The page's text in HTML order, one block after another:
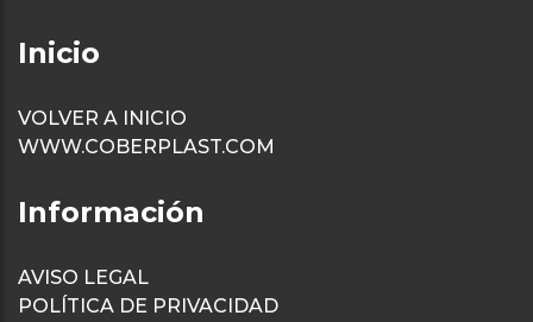
Inicio
VOLVER A INICIO
WWW.COBERPLAST.COM
Información
AVISO LEGAL
POLÍTICA DE PRIVACIDAD